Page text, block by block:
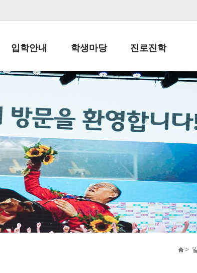
입학안내
전-편입 서류양식
입학금/수업료
교복구입안내
학생마당
학생생활규정
학교신문
자율진로동아리
유초등 소식지
진로진학
공지사항 및 입시자료
드림레터
>